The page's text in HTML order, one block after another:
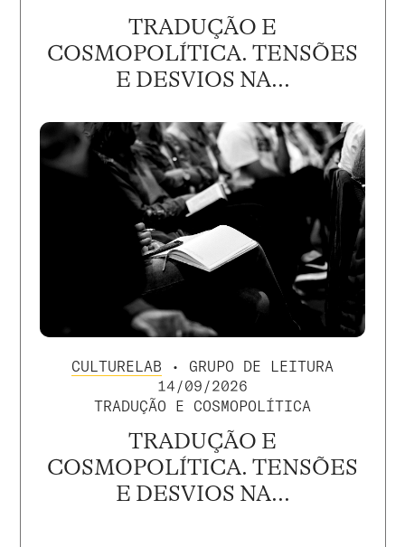
TRADUÇÃO E
COSMOPOLÍTICA. TENSÕES
E DESVIOS NA...
CULTURELAB • GRUPO DE LEITURA
14/09/2026
TRADUÇÃO E COSMOPOLÍTICA
TRADUÇÃO E
COSMOPOLÍTICA. TENSÕES
E DESVIOS NA...